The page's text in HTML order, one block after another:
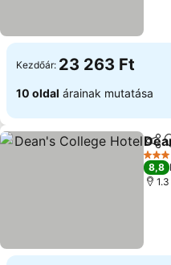
Kezdőár: 23 263 Ft
10 oldal árainak mutatása
3
8,8